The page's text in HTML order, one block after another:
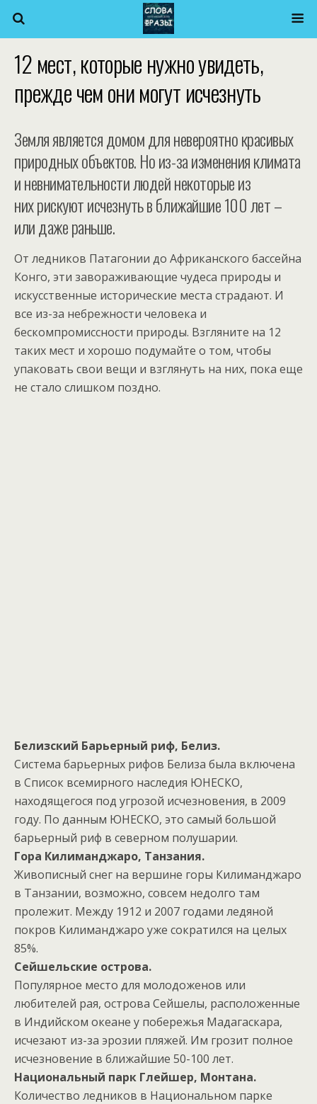
12 мест, которые нужно увидеть,
прежде чем они могут исчезнуть
Земля является домом для невероятно красивых
природных объектов. Но из-за изменения климата
и невнимательности людей некоторые из
них рискуют исчезнуть в ближайшие 100 лет –
или даже раньше.
От ледников Патагонии до Африканского бассейна
Конго, эти завораживающие чудеса природы и
искусственные исторические места страдают. И
все из-за небрежности человека и
бескомпромиссности природы. Взгляните на 12
таких мест и хорошо подумайте о том, чтобы
упаковать свои вещи и взглянуть на них, пока еще
не стало слишком поздно.
Белизский Барьерный риф, Белиз.
Система барьерных рифов Белиза была включена
в Список всемирного наследия ЮНЕСКО,
находящегося под угрозой исчезновения, в 2009
году. По данным ЮНЕСКО, это самый большой
барьерный риф в северном полушарии.
Гора Килиманджаро, Танзания.
Живописный снег на вершине горы Килиманджаро
в Танзании, возможно, совсем недолго там
пролежит. Между 1912 и 2007 годами ледяной
покров Килиманджаро уже сократился на целых
85%.
Сейшельские острова.
Популярное место для молодоженов или
любителей рая, острова Сейшелы, расположенные
в Индийском океане у побережья Мадагаскара,
исчезают из-за эрозии пляжей. Им грозит полное
исчезновение в ближайшие 50-100 лет.
Национальный парк Глейшер, Монтана.
Количество ледников в Национальном парке